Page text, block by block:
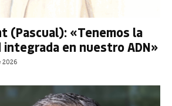
(Pascual): «Tenemos la
en nuestro ADN»
2026